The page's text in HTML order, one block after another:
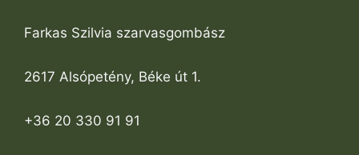
Farkas Szilvia szarvasgombász
2617 Alsópetény, Béke út 1.
+36 20 330 91 91